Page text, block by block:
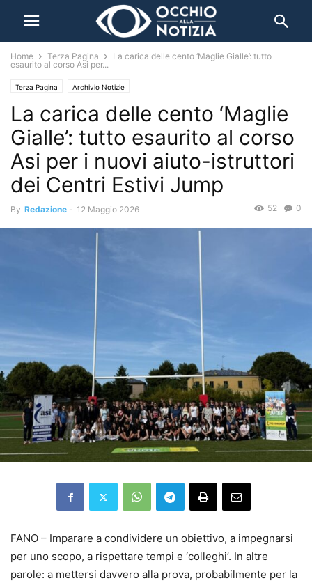
Home Terza Pagina
La carica delle cento ‘Maglie Gialle’: tutto
esaurito al corso Asi per...
Terza Pagina Archivio Notizie
La carica delle cento ‘Maglie
Gialle’: tutto esaurito al corso
Asi per i nuovi aiuto-istruttori
dei Centri Estivi Jump
By Redazione - 12 Maggio 2026 0
52
FANO – Imparare a condividere un obiettivo, a impegnarsi
per uno scopo, a rispettare tempi e ‘colleghi’. In altre
parole: a mettersi davvero alla prova, probabilmente per la